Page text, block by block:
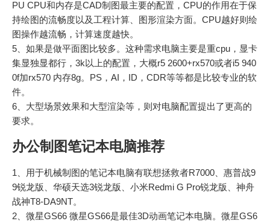
PU CPU和内存是CAD制图最主要的配置，CPU的作用在于保
持绘图的流畅度以及工程计算、图形渲染方面。CPU越好则绘
图操作越流畅，计算速度越快。
5、如果是做平面图比较多。这种需求电脑主要是重cpu，显卡
集显独显都行，3k以上的配置，大概r5 2600+rx570或者i5 940
0f加rx570 内存8g。PS，AI，ID，CDR等等都是比较专业的软
件。
6、大型场景效果和大型渲染等，则对电脑配置提出了更高的
要求。
办公制图笔记本电脑推荐
1、用于机械制图的笔记本电脑有联想拯救者R7000、惠普战9
9锐龙版、华硕天选3锐龙版、小米Redmi G Pro锐龙版、神舟
战神T8-DA9NT。
2、微星GS66 微星GS66是最佳3D动画笔记本电脑。微星GS6